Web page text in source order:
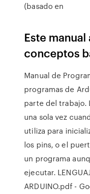
(basado en
Este
conceptos
Manual de
programas de
parte del trabajo.
una sola vez
utiliza para
los pins, o el
un programa
ejecutar.
ARDUINO.pdf -